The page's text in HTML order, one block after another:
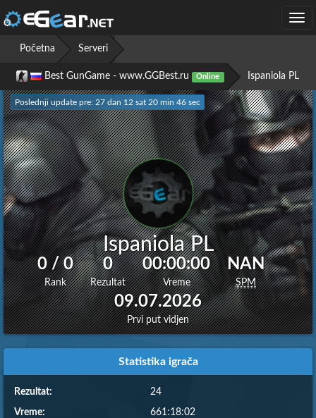
Početna
Serveri
Best GunGame - www.GGBest.ru Online Ispaniola PL
Poslednji update pre: 27 dan 12 sat 20 min 47 sec
Ispaniola PL
0 / 0
Rank
0
Rezultat
00:00:00
Vreme
NAN
SPM
09.07.2026
Prvi put vidjen
Statistika igrača
Rezultat: 24
Vreme: 661:18:02